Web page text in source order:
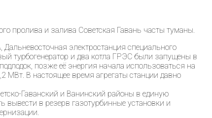
пролива и залива Советская Гавань часты туманы.
электростанция специального
турбогенератор и два котла ГРЭС были запущены в
позже её энергия начала использоваться на
В настоящее время агрегаты станции давно
Гаванский и Ванинский районы в единую
в резерв газотурбинные установки и